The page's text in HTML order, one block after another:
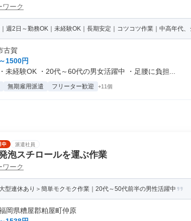
ワーク
週2日～勤務OK｜未経験OK｜長期安定｜コツコツ作業｜中高年代
古賀
1500円
未経験OK ・20代～60代の男女活躍中 ・足腰に負担...
無期雇用派遣 フリーター歓迎 +11個
派遣社員
泡スチロールを運ぶ作業
ワーク
型連休あり＞簡単モクモク作業｜20代～50代前半の男性活躍中
岡県糟屋郡粕屋町仲原